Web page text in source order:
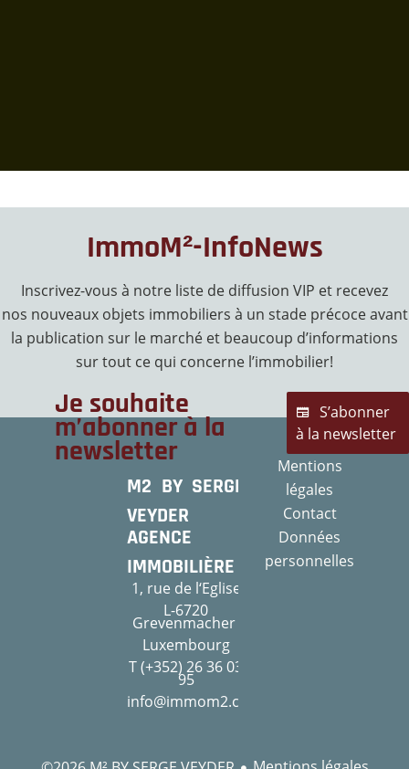
ImmoM²-InfoNews
Inscrivez-vous à notre liste de diffusion VIP et recevez
nos nouveaux objets immobiliers à un stade précoce avant
la publication sur le marché et beaucoup d’informations
sur tout ce qui concerne l’immobilier!
Je souhaite
m’abonner à la
newsletter
S’abonner
à la newsletter
M2 BY SERGE
VEYDER
AGENCE
IMMOBILIÈRE
1, rue de l‘Eglise
L-6720
Grevenmacher
Luxembourg
T (+352) 26 36 03
95
info@immom2.com
Mentions
légales
Contact
Données
personnelles